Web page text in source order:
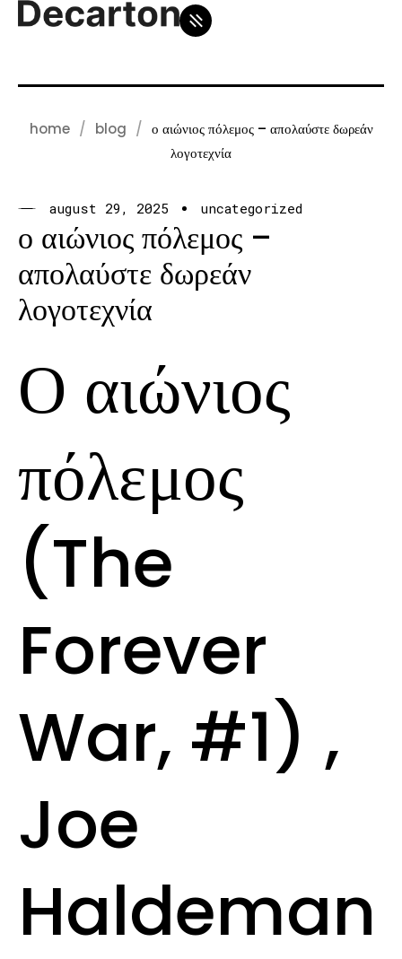
home blog
ο αιώνιος πόλεμος – απολαύστε δωρεάν
λογοτεχνία
august 29, 2025 uncategorized
ο αιώνιος πόλεμος –
απολαύστε δωρεάν
λογοτεχνία
Ο αιώνιος
πόλεμος
(The
Forever
War, #1) ,
Joe
Haldeman